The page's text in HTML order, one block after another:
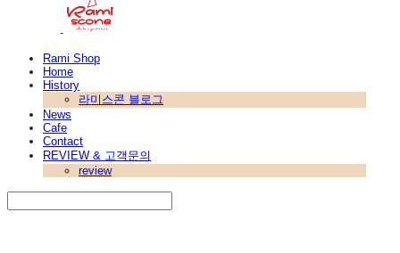
Rami Shop
Home
History
라미스콘 블로그
News
Cafe
Contact
REVIEW & 고객문의
review